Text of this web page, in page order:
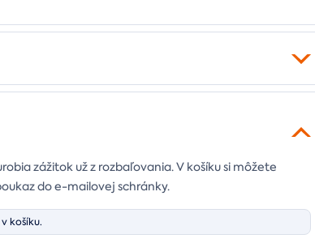
zážitok už z rozbaľovania. V košíku si môžete
do e-mailovej schránky.
košíku.